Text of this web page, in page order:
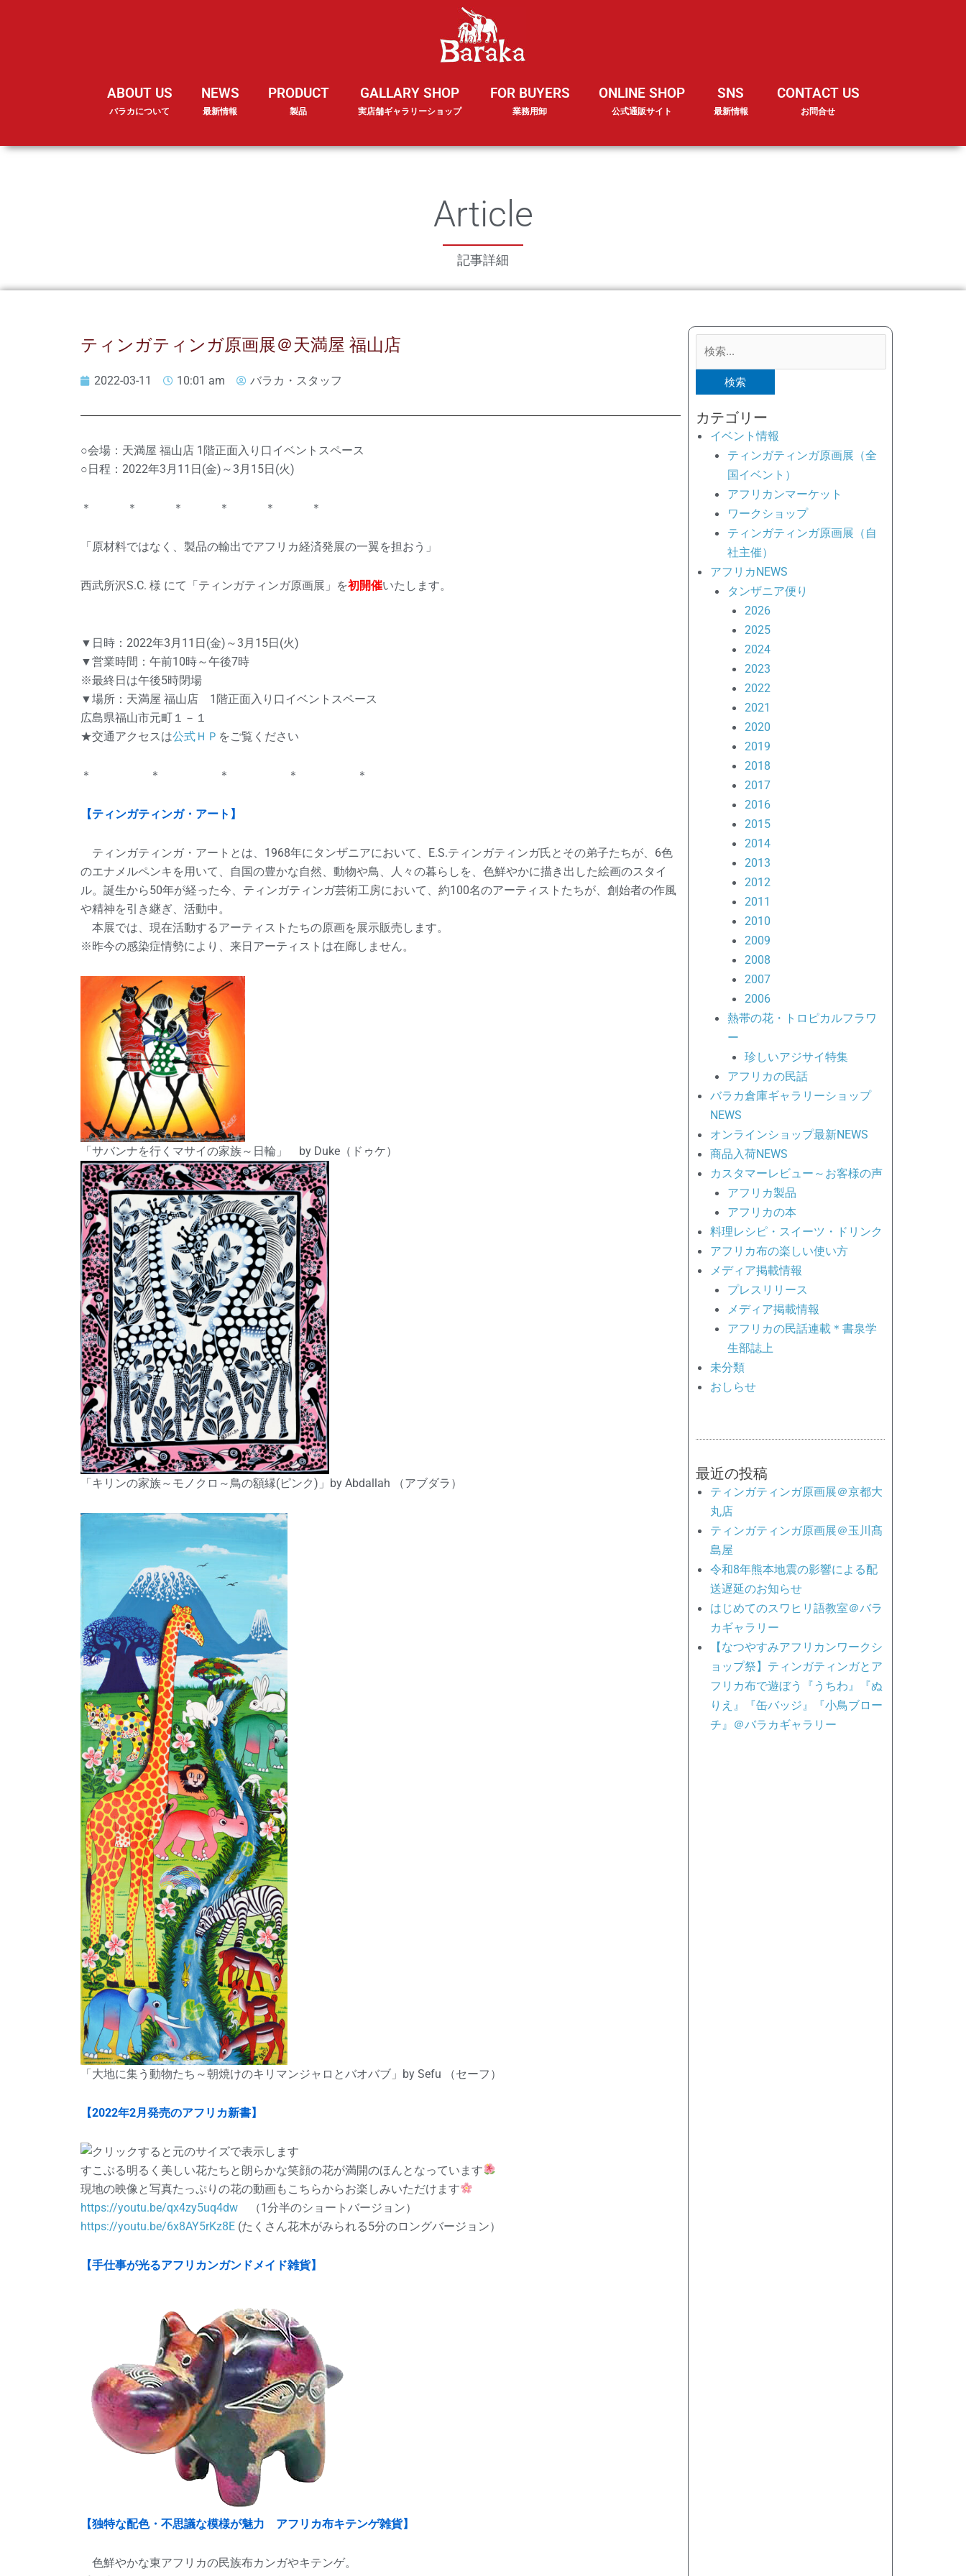
ABOUT US
バラカについて
NEWS
最新情報
PRODUCT
製品
GALLARY SHOP
実店舗ギャラリーショップ
FOR BUYERS
業務用卸
ONLINE SHOP
公式通販サイト
SNS
最新情報
CONTACT US
お問合せ
Article
記事詳細
ティンガティンガ原画展＠天満屋 福山店
2022-03-11 10:01 am バラカ・スタッフ
○会場：天満屋 福山店 1階正面入り口イベントスペース
○日程：2022年3月11日(金)～3月15日(火)
＊ ＊ ＊ ＊ ＊ ＊
「原材料ではなく、製品の輸出でアフリカ経済発展の一翼を担おう」
西武所沢S.C. 様 にて「ティンガティンガ原画展」を初開催いたします。
▼日時：2022年3月11日(金)～3月15日(火)
▼営業時間：午前10時～午後7時
※最終日は午後5時閉場
▼場所：天満屋 福山店 1階正面入り口イベントスペース
広島県福山市元町１－１
★交通アクセスは公式ＨＰ をご覧ください
＊ ＊ ＊ ＊ ＊
【ティンガティンガ・アート】
ティンガティンガ・アートとは、1968年にタンザニアにおいて、E.S.ティンガティンガ氏とその弟子たちが、6色
のエナメルペンキを用いて、自国の豊かな自然、動物や鳥、人々の暮らしを、色鮮やかに描き出した絵画のスタイ
ル。誕生から50年が経った今、ティンガティンガ芸術工房において、約100名のアーティストたちが、創始者の作風
や精神を引き継ぎ、活動中。
本展では、現在活動するアーティストたちの原画を展示販売します。
※昨今の感染症情勢により、来日アーティストは在廊しません。
「サバンナを行くマサイの家族～日輪」 by Duke（ドゥケ）
「キリンの家族～モノクロ～鳥の額縁(ピンク)」by Abdallah （アブダラ）
「大地に集う動物たち～朝焼けのキリマンジャロとバオバブ」by Sefu （セーフ）
【2022年2月発売のアフリカ新書】
すこぶる明るく美しい花たちと朗らかな笑顔の花が満開のほんとなっています
現地の映像と写真たっぷりの花の動画もこちらからお楽しみいただけます
https://youtu.be/qx4zy5uq4dw
（1分半のショートバージョン）
https://youtu.be/6x8AY5rKz8E (たくさん花木がみられる5分のロングバージョン）
【手仕事が光るアフリカンガンドメイド雑貨】
【独特な配色・不思議な模様が魅力 アフリカ布キテンゲ雑貨】
色鮮やかな東アフリカの民族布カンガやキテンゲ。
検
象:
カテゴリー
イベント情報
ティンガティンガ原画展（全
国イベント）
アフリカンマーケット
ワークショップ
ティンガティンガ原画展（自
社主催）
アフリカNEWS
タンザニア便り
2026
2025
2024
2023
2022
2021
2020
2019
2018
2017
2016
2015
2014
2013
2012
2011
2010
2009
2008
2007
2006
熱帯の花・トロピカルフラワ
ー
珍しいアジサイ特集
アフリカの民話
バラカ倉庫ギャラリーショップ
NEWS
オンラインショップ最新NEWS
商品入荷NEWS
カスタマーレビュー～お客様の声
アフリカ製品
アフリカの本
料理レシピ・スイーツ・ドリンク
アフリカ布の楽しい使い方
メディア掲載情報
プレスリリース
メディア掲載情報
アフリカの民話連載＊書泉学
生部誌上
未分類
おしらせ
最近の投稿
ティンガティンガ原画展＠京都大
丸店
ティンガティンガ原画展＠玉川髙
島屋
令和8年熊本地震の影響による配
送遅延のお知らせ
はじめてのスワヒリ語教室＠バラ
カギャラリー
【なつやすみアフリカンワークシ
ョップ祭】ティンガティンガとア
フリカ布で遊ぼう『うちわ』『ぬ
りえ』『缶バッジ』『小鳥ブロー
チ』＠バラカギャラリー